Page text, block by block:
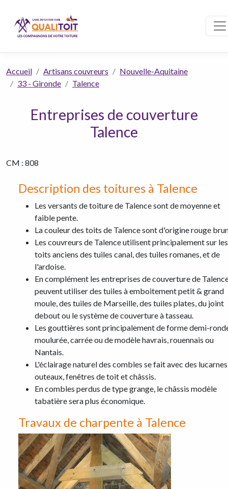
Accueil Artisans couvreurs
Nouvelle-Aquitaine
33 - Gironde
Talence
Entreprises de couverture
Talence
CM : 808
Description des toitures à Talence
Les versants de toiture de Talence sont de moyenne et
faible pente.
La couleur des toits de Talence sont d'origine rouge
Les couvreurs de Talence utilisent principalement sur les
toits anciens des tuiles canal, des tuiles romanes, et de
l'ardoise.
En complément les entreprises de couverture de
peuvent utiliser des tuiles à emboitement petit & grand
moule, des tuiles de Marseille, des tuiles plates, du joint
debout ou le système de couverture à tasseau.
Les gouttières sont principalement de forme demi-
moulurée, carrée ou de modèle havrais, rouennais ou
Nantais.
L'éclairage naturel des combles se fait avec des
outeaux, fenêtres de toit et châssis.
En combles perdus de type grange, le châssis modèle
tabatière sera plus économique.
Travaux de charpente à Talence